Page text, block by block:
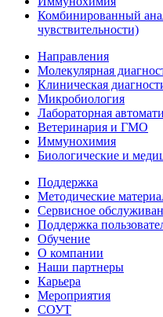
Комбинированный
чувствительности)
Направления
Молекулярная
Клиническая
Микробиология
Лабораторная
Ветеринария и ГМО
Иммунохимия
Биологические и
Поддержка
Методические
Сервисное
Поддержка
Обучение
О компании
Наши партнеры
Карьера
Мероприятия
СОУТ